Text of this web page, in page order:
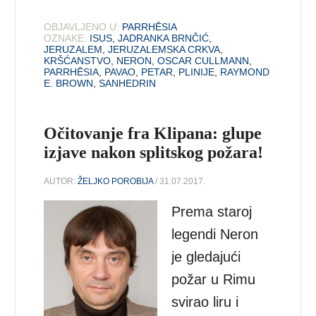
OBJAVLJENO U: PARRHĒSIA
OZNAKE: ISUS,JADRANKA BRNČIĆ,
JERUZALEM,JERUZALEMSKA CRKVA,
KRŠĆANSTVO, NERON,OSCAR CULLMANN,
PARRHĒSIA, PAVAO, PETAR, PLINIJE, RAYMOND
E. BROWN,SANHEDRIN
Očitovanje fra Klipana: glupe
izjave nakon splitskog požara!
AUTOR:ŽELJKO POROBIJA/ 31.07.2017.
Prema staroj
legendi Neron
je gledajući
požar u Rimu
svirao liru i